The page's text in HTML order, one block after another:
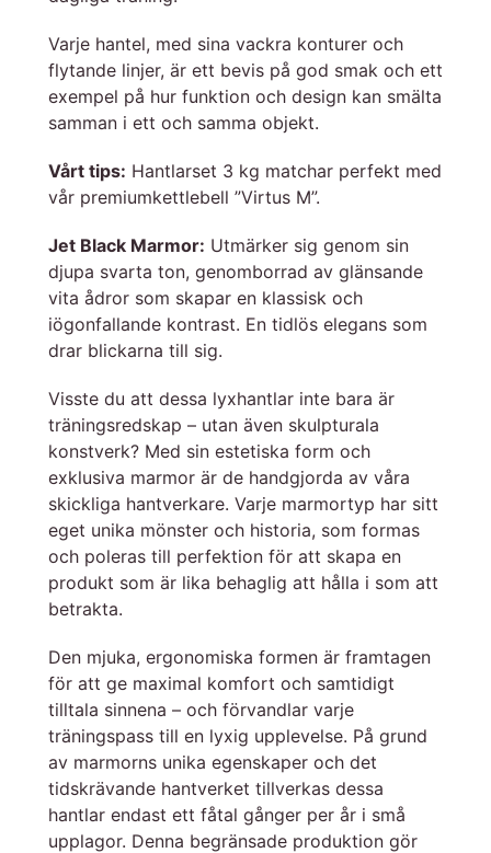
Varje hantel, med sina vackra konturer och
flytande linjer, är ett bevis på god smak och ett
exempel på hur funktion och design kan smälta
samman i ett och samma objekt.
Vårt tips: Hantlarset 3 kg matchar perfekt med
vår premiumkettlebell ”Virtus M”.
Jet Black Marmor: Utmärker sig genom sin
djupa svarta ton, genomborrad av glänsande
vita ådror som skapar en klassisk och
iögonfallande kontrast. En tidlös elegans som
drar blickarna till sig.
Visste du att dessa lyxhantlar inte bara är
träningsredskap – utan även skulpturala
konstverk? Med sin estetiska form och
exklusiva marmor är de handgjorda av våra
skickliga hantverkare. Varje marmortyp har sitt
eget unika mönster och historia, som formas
och poleras till perfektion för att skapa en
produkt som är lika behaglig att hålla i som att
betrakta.
Den mjuka, ergonomiska formen är framtagen
för att ge maximal komfort och samtidigt
tilltala sinnena – och förvandlar varje
träningspass till en lyxig upplevelse. På grund
av marmorns unika egenskaper och det
tidskrävande hantverket tillverkas dessa
hantlar endast ett fåtal gånger per år i små
upplagor. Denna begränsade produktion gör